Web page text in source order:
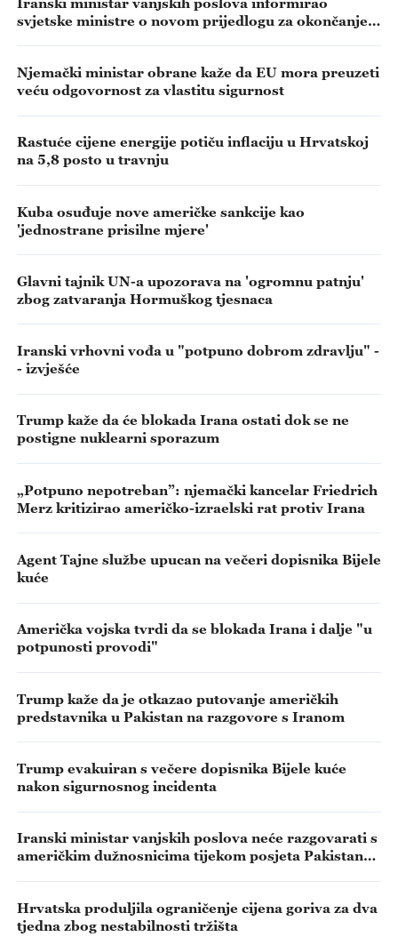
svjetske ministre o novom prijedlogu za okončanje
Njemački ministar obrane kaže da EU mora preuzeti
veću odgovornost za vlastitu sigurnost
Rastuće cijene energije potiču inflaciju u Hrvatskoj
na 5,8 posto u travnju
Kuba osuđuje nove američke sankcije kao
'jednostrane prisilne mjere'
Glavni tajnik UN-a upozorava na 'ogromnu patnju'
zbog zatvaranja Hormuškog tjesnaca
Iranski vrhovni vođa u "potpuno dobrom zdravlju" -
- izvješće
Trump kaže da će blokada Irana ostati dok se ne
postigne nuklearni sporazum
„Potpuno nepotreban”: njemački kancelar Friedrich
Merz kritizirao američko-izraelski rat protiv Irana
Agent Tajne službe upucan na večeri dopisnika Bijele
kuće
Američka vojska tvrdi da se blokada Irana i dalje "u
potpunosti provodi"
Trump kaže da je otkazao putovanje američkih
predstavnika u Pakistan na razgovore s Iranom
Trump evakuiran s večere dopisnika Bijele kuće
nakon sigurnosnog incidenta
Iranski ministar vanjskih poslova neće razgovarati s
američkim dužnosnicima tijekom posjeta Pakistanu
Hrvatska produljila ograničenje cijena goriva za dva
tjedna zbog nestabilnosti tržišta